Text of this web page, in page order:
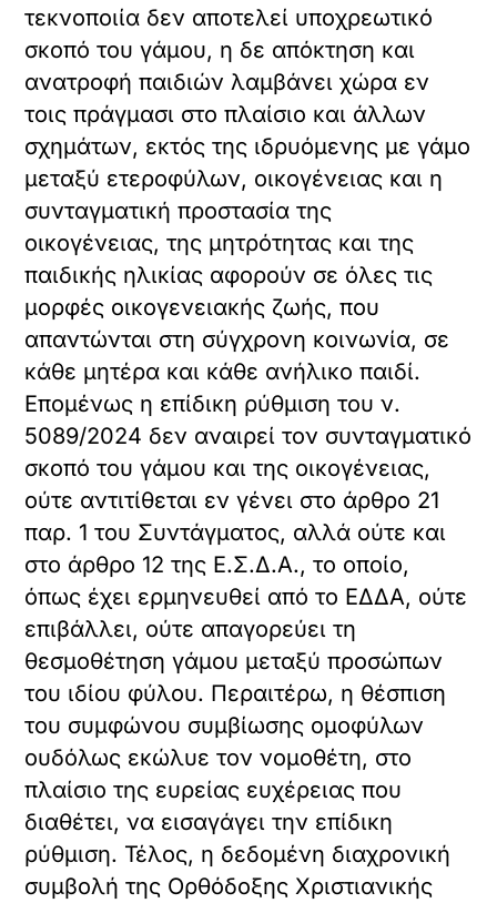
τεκνοποιία δεν αποτελεί υποχρεωτικό
σκοπό του γάμου, η δε απόκτηση και
ανατροφή παιδιών λαμβάνει χώρα εν
τοις πράγμασι στο πλαίσιο και άλλων
σχημάτων, εκτός της ιδρυόμενης με γάμο
μεταξύ ετεροφύλων, οικογένειας και η
συνταγματική προστασία της
οικογένειας, της μητρότητας και της
παιδικής ηλικίας αφορούν σε όλες τις
μορφές οικογενειακής ζωής, που
απαντώνται στη σύγχρονη κοινωνία, σε
κάθε μητέρα και κάθε ανήλικο παιδί.
Επομένως η επίδικη ρύθμιση του ν.
5089/2024 δεν αναιρεί τον συνταγματικό
σκοπό του γάμου και της οικογένειας,
ούτε αντιτίθεται εν γένει στο άρθρο 21
παρ. 1 του Συντάγματος, αλλά ούτε και
στο άρθρο 12 της Ε.Σ.Δ.Α., το οποίο,
όπως έχει ερμηνευθεί από το ΕΔΔΑ, ούτε
επιβάλλει, ούτε απαγορεύει τη
θεσμοθέτηση γάμου μεταξύ προσώπων
του ιδίου φύλου. Περαιτέρω, η θέσπιση
του συμφώνου συμβίωσης ομοφύλων
ουδόλως εκώλυε τον νομοθέτη, στο
πλαίσιο της ευρείας ευχέρειας που
διαθέτει, να εισαγάγει την επίδικη
ρύθμιση. Τέλος, η δεδομένη διαχρονική
συμβολή της Ορθόδοξης Χριστιανικής